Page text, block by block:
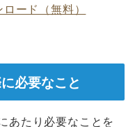
ード（無料）
必要なこと
あたり必要なことを